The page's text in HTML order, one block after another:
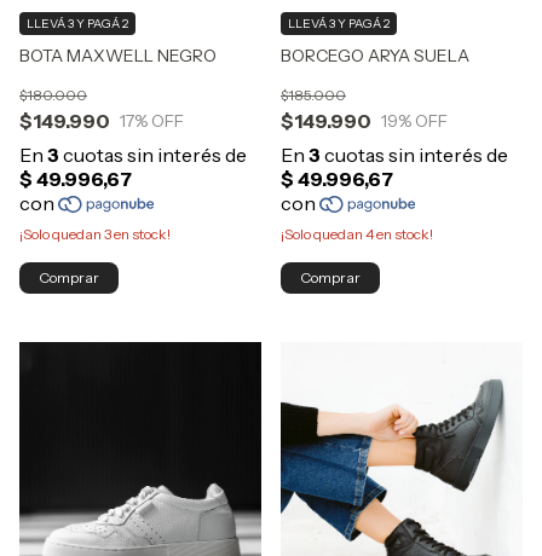
BOTA MAXWELL NEGRO
$149.990
$180.000
17% OFF
LLEVÁ 3 Y PAGÁ 2
¡Solo quedan 3en stock!
Comprar
BORCEGO ARYA SUELA
$149.990
$185.000
19% OFF
LLEVÁ 3 Y PAGÁ 2
¡Solo quedan 4en stock!
Comprar